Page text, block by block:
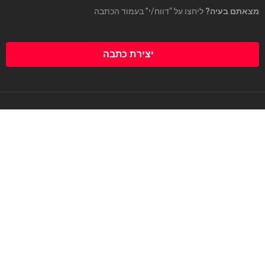
מצאתם בעיה? ליחצו על “דווח/י” בעמוד הכתבה
יצירת כתבה